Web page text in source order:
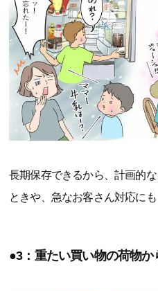
長期保存できるから、計画的
ときや、急なお客さん対応に